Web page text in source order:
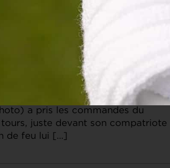
s’échappent, Cameron
reste au contact !
a pris les commandes du
juste devant son compatriote
de feu lui […]